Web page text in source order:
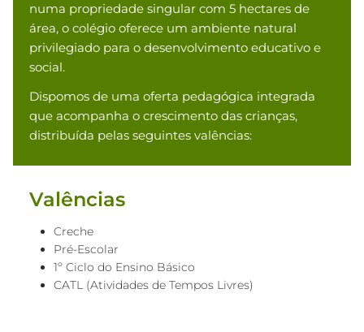
numa propriedade singular com 5 hectares de
área, o colégio oferece um ambiente natural
privilegiado para o desenvolvimento educativo e
social.
Dispomos de uma oferta pedagógica integrada
que acompanha o crescimento das crianças,
distribuída pelas seguintes valências:
Valências
Creche
Pré-Escolar
1º Ciclo do Ensino Básico
CATL (Atividades de Tempos Livres)